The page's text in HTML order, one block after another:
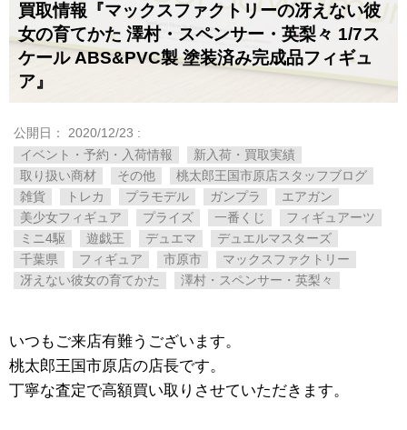
買取情報『マックスファクトリーの冴えない彼
女の育てかた ​澤村・スペンサー・英梨々 ​1/7ス
ケール ​ABS&PVC製 ​塗装済み完成品フィギュ
ア』
公開日： 2020/12/23 :
イベント・予約・入荷情報
新入荷・買取実績
取り扱い商材
その他
桃太郎王国市原店スタッフブログ
雑貨
トレカ プラモデル ガンプラ
エアガン
美少女フィギュア
プライズ 一番くじ
フィギュアーツ
ミニ4駆
遊戯王 デュエマ
デュエルマスターズ
千葉県
フィギュア 市原市
マックスファクトリー
冴えない彼女の育てかた
澤村・スペンサー・英梨々
いつもご来店有難うございます。
桃太郎王国市原店の店長です。
丁寧な査定で高額買い取りさせていただきます。